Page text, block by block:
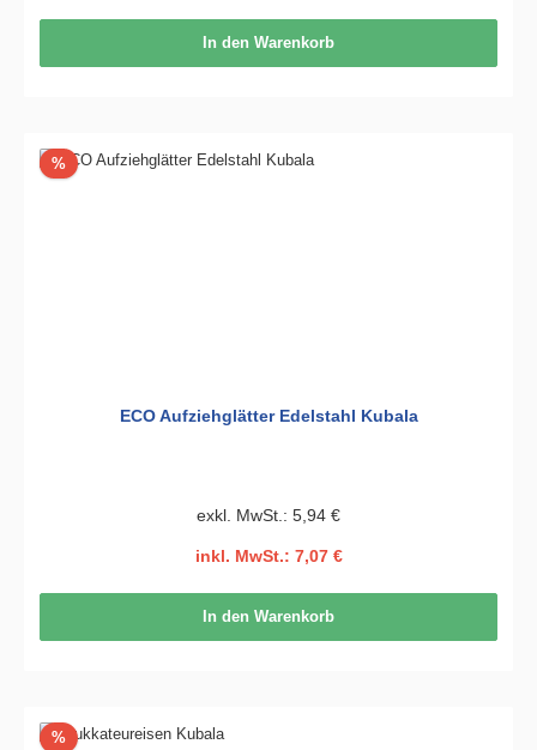
In den Warenkorb
%Rabatt
ECO Aufziehglätter Edelstahl Kubala
exkl. MwSt.: 5,94 €
inkl. MwSt.: 7,07 €
In den Warenkorb
%Rabatt